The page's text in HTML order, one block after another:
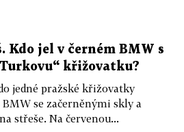
Kdo jel v černém BMW s
křižovatku?
jedné pražské křižovatky
se začerněnými skly a
střeše. Na červenou...